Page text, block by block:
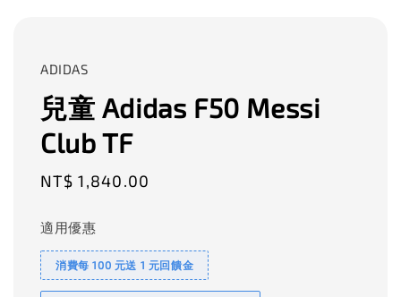
ADIDAS
兒童 Adidas F50 Messi
Club TF
Regular
NT$ 1,840.00
適用優惠
消費每 100 元送 1 元回饋金